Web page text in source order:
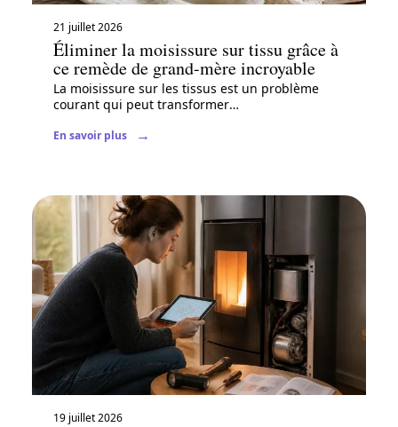
21 juillet 2026
Éliminer la moisissure sur tissu grâce à
ce remède de grand-mère incroyable
La moisissure sur les tissus est un problème
courant qui peut transformer…
En savoir plus
19 juillet 2026